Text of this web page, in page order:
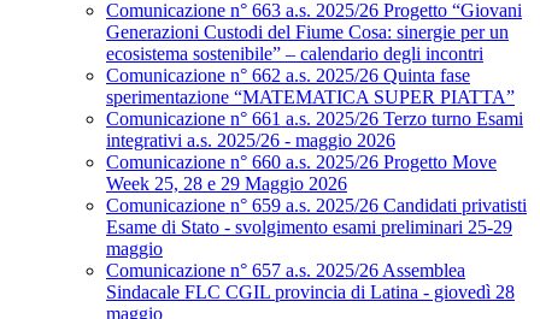
Comunicazione n° 663 a.s. 2025/26 Progetto “Giovani
Generazioni Custodi del Fiume Cosa: sinergie per un
ecosistema sostenibile” – calendario degli incontri
Comunicazione n° 662 a.s. 2025/26 Quinta fase
sperimentazione “MATEMATICA SUPER PIATTA”
Comunicazione n° 661 a.s. 2025/26 Terzo turno Esami
integrativi a.s. 2025/26 - maggio 2026
Comunicazione n° 660 a.s. 2025/26 Progetto Move
Week 25, 28 e 29 Maggio 2026
Comunicazione n° 659 a.s. 2025/26 Candidati privatisti
Esame di Stato - svolgimento esami preliminari 25-29
maggio
Comunicazione n° 657 a.s. 2025/26 Assemblea
Sindacale FLC CGIL provincia di Latina - giovedì 28
maggio